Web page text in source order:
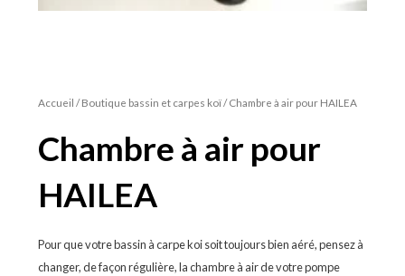
Accueil /Boutique bassin et carpes koï/ Chambre à air pour HAILEA
Chambre à air pour
HAILEA
Pour que votre bassin à carpe koi soit toujours bien aéré, pensez à
changer, de façon régulière, la chambre à air de votre pompe